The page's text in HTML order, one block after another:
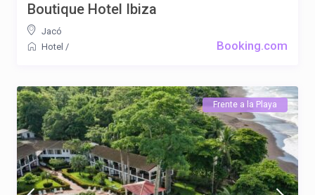
Booking.com
Boutique Hotel Ibiza
Jacó
Hotel /
Frente a la Playa